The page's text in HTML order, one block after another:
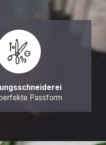
Passform